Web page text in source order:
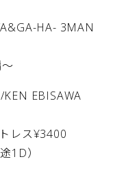
HA- 3MAN
EBISAWA
レス¥3400
1D）